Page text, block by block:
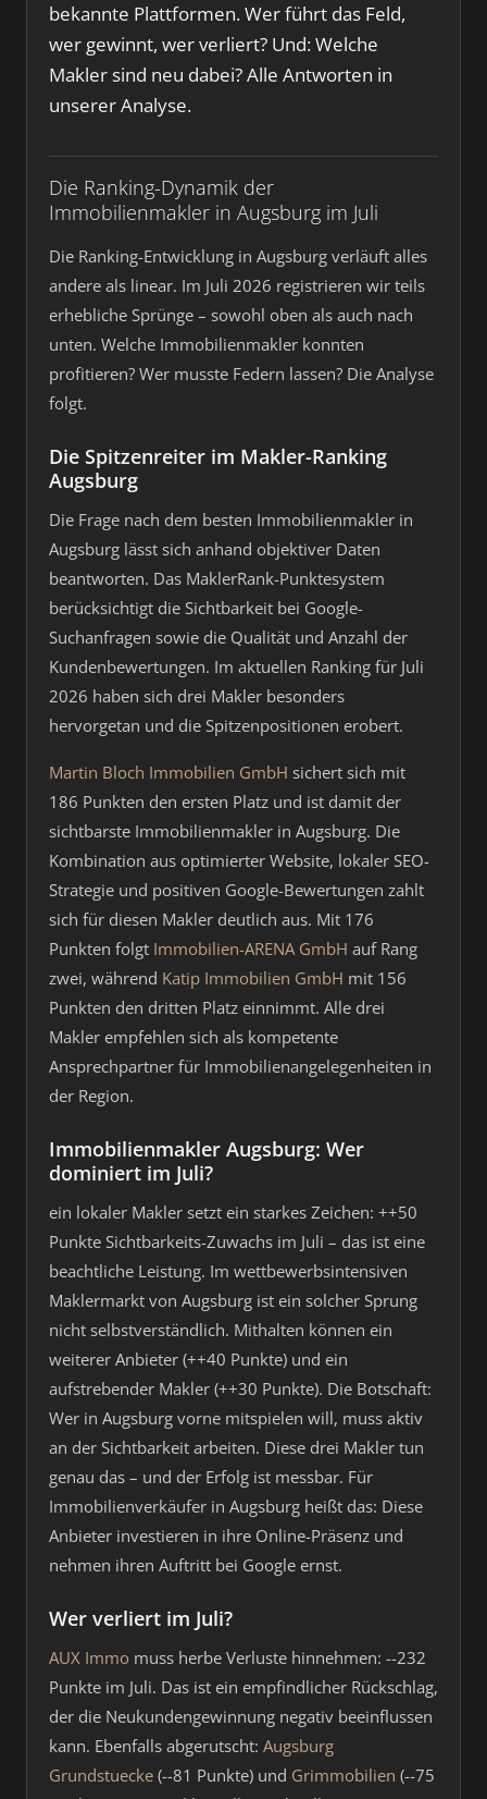
bekannte Plattformen. Wer führt das Feld,
wer gewinnt, wer verliert? Und: Welche
Makler sind neu dabei? Alle Antworten in
unserer Analyse.
Die Ranking-Dynamik der
Immobilienmakler in Augsburg im Juli
Die Ranking-Entwicklung in Augsburg verläuft alles
andere als linear. Im Juli 2026 registrieren wir teils
erhebliche Sprünge – sowohl oben als auch nach
unten. Welche Immobilienmakler konnten
profitieren? Wer musste Federn lassen? Die Analyse
folgt.
Die Spitzenreiter im Makler-Ranking
Augsburg
Die Frage nach dem besten Immobilienmakler in
Augsburg lässt sich anhand objektiver Daten
beantworten. Das MaklerRank-Punktesystem
berücksichtigt die Sichtbarkeit bei Google-
Suchanfragen sowie die Qualität und Anzahl der
Kundenbewertungen. Im aktuellen Ranking für Juli
2026 haben sich drei Makler besonders
hervorgetan und die Spitzenpositionen erobert.
Martin Bloch Immobilien GmbH sichert sich mit
186 Punkten den ersten Platz und ist damit der
sichtbarste Immobilienmakler in Augsburg. Die
Kombination aus optimierter Website, lokaler SEO-
Strategie und positiven Google-Bewertungen zahlt
sich für diesen Makler deutlich aus. Mit 176
Punkten folgt Immobilien-ARENA GmbH auf Rang
zwei, während Katip Immobilien GmbH mit 156
Punkten den dritten Platz einnimmt. Alle drei
Makler empfehlen sich als kompetente
Ansprechpartner für Immobilienangelegenheiten in
der Region.
Immobilienmakler Augsburg: Wer
dominiert im Juli?
ein lokaler Makler setzt ein starkes Zeichen: ++50
Punkte Sichtbarkeits-Zuwachs im Juli – das ist eine
beachtliche Leistung. Im wettbewerbsintensiven
Maklermarkt von Augsburg ist ein solcher Sprung
nicht selbstverständlich. Mithalten können ein
weiterer Anbieter (++40 Punkte) und ein
aufstrebender Makler (++30 Punkte). Die Botschaft:
Wer in Augsburg vorne mitspielen will, muss aktiv
an der Sichtbarkeit arbeiten. Diese drei Makler tun
genau das – und der Erfolg ist messbar. Für
Immobilienverkäufer in Augsburg heißt das: Diese
Anbieter investieren in ihre Online-Präsenz und
nehmen ihren Auftritt bei Google ernst.
Wer verliert im Juli?
AUX Immo muss herbe Verluste hinnehmen: --232
Punkte im Juli. Das ist ein empfindlicher Rückschlag,
der die Neukundengewinnung negativ beeinflussen
kann. Ebenfalls abgerutscht: Augsburg
Grundstuecke (--81 Punkte) und Grimmobilien (--75